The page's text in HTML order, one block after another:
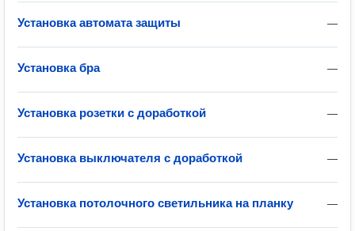
—
Установка автомата защиты
—
Установка бра
—
Установка розетки с доработкой
—
Установка выключателя с доработкой
—
Установка потолочного светильника на планку